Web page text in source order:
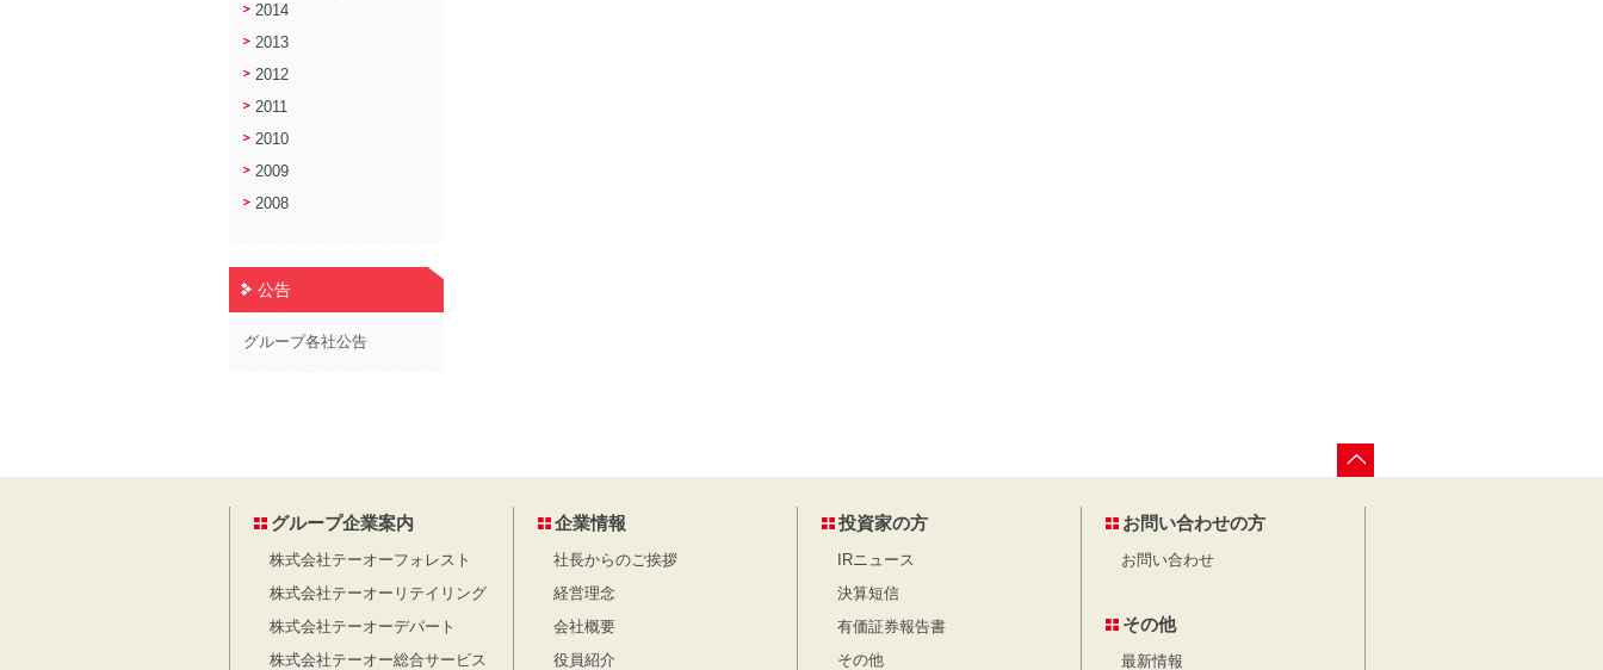
2014
2013
2012
2011
2010
2009
2008
公告
グループ各社公告
グループ企業案内
株式会社テーオーフォレスト
株式会社テーオーリテイリング
株式会社テーオーデパート
株式会社テーオー総合サービス
企業情報
社長からのご挨拶
経営理念
会社概要
役員紹介
投資家の方
IRニュース
決算短信
有価証券報告書
その他
お問い合わせの方
お問い合わせ
その他
最新情報